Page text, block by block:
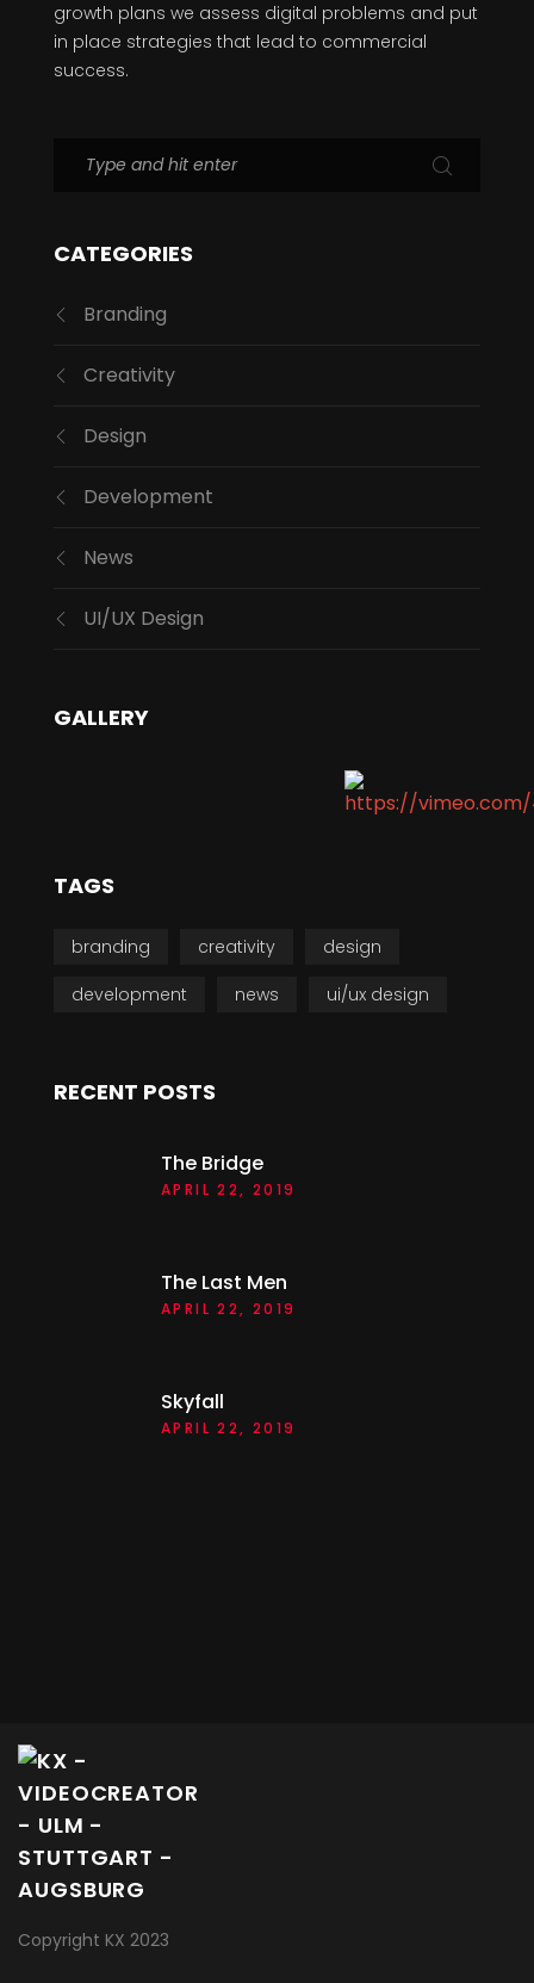
growth plans we assess digital problems and put
in place strategies that lead to commercial
success.
CATEGORIES
Branding
Creativity
Design
Development
News
UI/UX Design
GALLERY
TAGS
branding creativity
design
development
news ui/ux design
RECENT POSTS
The Bridge
APRIL 22, 2019
The Last Men
APRIL 22, 2019
Skyfall
APRIL 22, 2019
Copyright KX 2023